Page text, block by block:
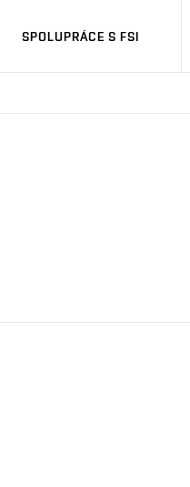
SPOLUPRÁCE S FSI